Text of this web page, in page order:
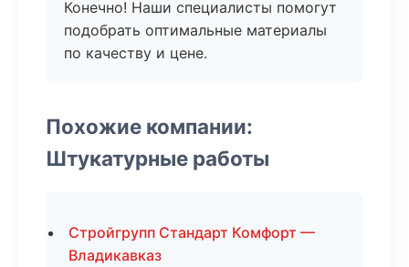
Конечно! Наши специалисты помогут
подобрать оптимальные материалы
по качеству и цене.
Похожие компании:
Штукатурные работы
Стройгрупп Стандарт Комфорт —
Владикавказ